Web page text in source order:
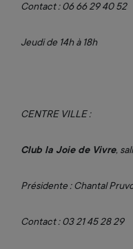
Contact : 06 66 29 40 52
Jeudi de 14h à 18h
CENTRE VILLE :
Club la Joie de Vivre,
Présidente : Chantal
Contact : 03 21 45 28 29